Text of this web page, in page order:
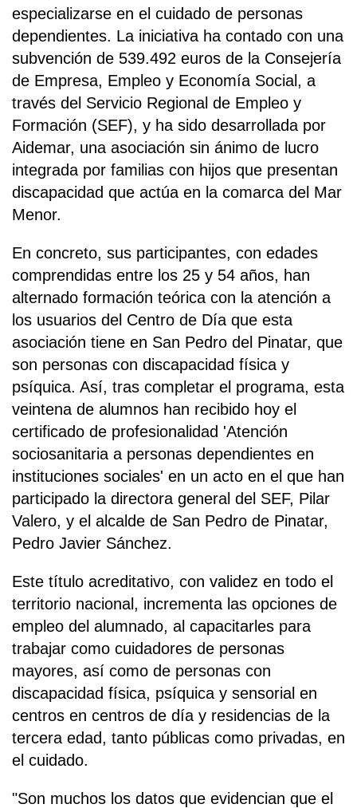
especializarse en el cuidado de personas
dependientes. La iniciativa ha contado con una
subvención de 539.492 euros de la Consejería
de Empresa, Empleo y Economía Social, a
través del Servicio Regional de Empleo y
Formación (SEF), y ha sido desarrollada por
Aidemar, una asociación sin ánimo de lucro
integrada por familias con hijos que presentan
discapacidad que actúa en la comarca del Mar
Menor.
En concreto, sus participantes, con edades
comprendidas entre los 25 y 54 años, han
alternado formación teórica con la atención a
los usuarios del Centro de Día que esta
asociación tiene en San Pedro del Pinatar, que
son personas con discapacidad física y
psíquica. Así, tras completar el programa, esta
veintena de alumnos han recibido hoy el
certificado de profesionalidad 'Atención
sociosanitaria a personas dependientes en
instituciones sociales' en un acto en el que han
participado la directora general del SEF, Pilar
Valero, y el alcalde de San Pedro de Pinatar,
Pedro Javier Sánchez.
Este título acreditativo, con validez en todo el
territorio nacional, incrementa las opciones de
empleo del alumnado, al capacitarles para
trabajar como cuidadores de personas
mayores, así como de personas con
discapacidad física, psíquica y sensorial en
centros en centros de día y residencias de la
tercera edad, tanto públicas como privadas, en
el cuidado.
"Son muchos los datos que evidencian que el